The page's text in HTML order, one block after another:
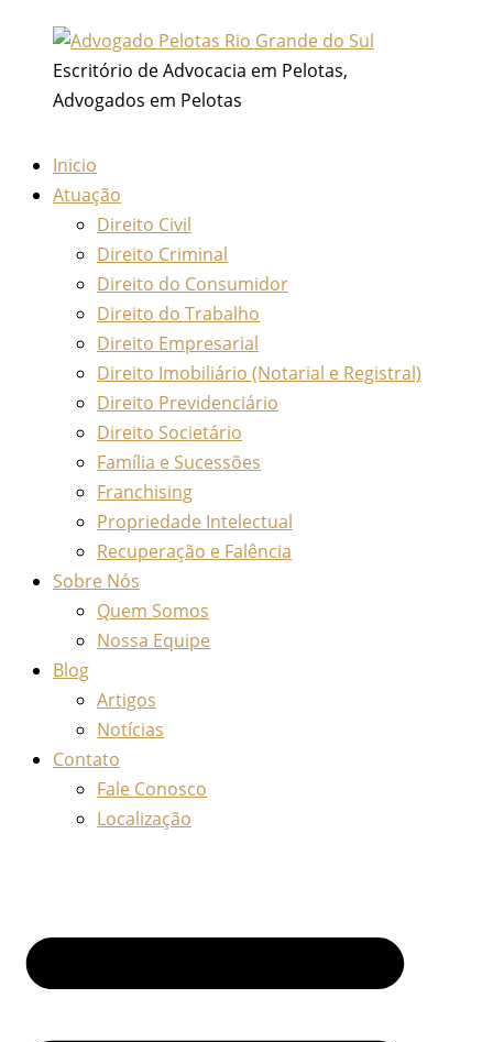
conteúdo
Escritório de Advocacia em Pelotas,
Advogados em Pelotas
Inicio
Atuação
Direito Civil
Direito Criminal
Direito do Consumidor
Direito do Trabalho
Direito Empresarial
Direito Imobiliário (Notarial e Registral)
Direito Previdenciário
Direito Societário
Família e Sucessões
Franchising
Propriedade Intelectual
Recuperação e Falência
Sobre Nós
Quem Somos
Nossa Equipe
Blog
Artigos
Notícias
Contato
Fale Conosco
Localização